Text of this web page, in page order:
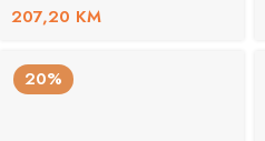
207,20 KM
20%